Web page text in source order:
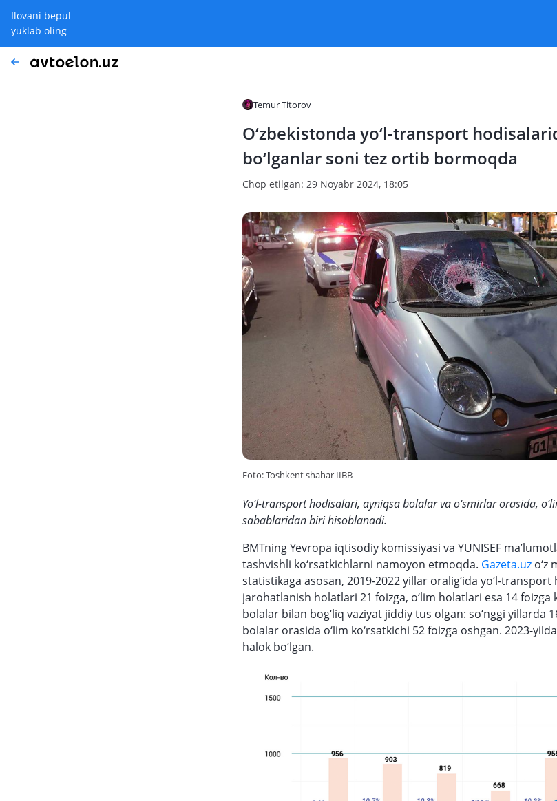
Ilovani bepul
yuklab oling
Temur Titorov
O‘zbekistonda yo‘l-transport
bo‘lganlar soni tez ortib bormoqda
Chop etilgan: 29 Noyabr 2024, 18:05
Foto: Toshkent shahar IIBB
Yo‘l-transport hodisalari, ayniqsa bolalar va o‘smirlar orasida,
sabablaridan biri hisoblanadi.
BMTning Yevropa iqtisodiy komissiyasi va YUNISEF
tashvishli ko‘rsatkichlarni namoyon etmoqda. Gazeta.uz o‘z
statistikaga asosan, 2019-2022 yillar oralig‘ida yo‘l-
jarohatlanish holatlari 21 foizga, o‘lim holatlari esa 14 foizga
bolalar bilan bog‘liq vaziyat jiddiy tus olgan: so‘nggi yillarda
bolalar orasida o‘lim ko‘rsatkichi 52 foizga oshgan. 2023-
halok bo‘lgan.